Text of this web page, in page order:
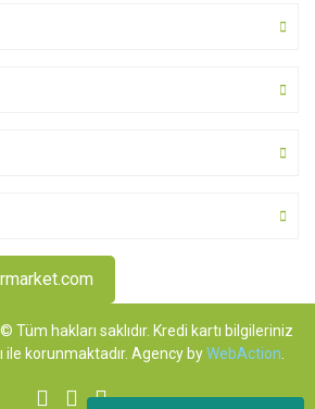
hakları saklıdır. Kredi kartı bilgileriniz
ile korunmaktadır. Agency byWebAction